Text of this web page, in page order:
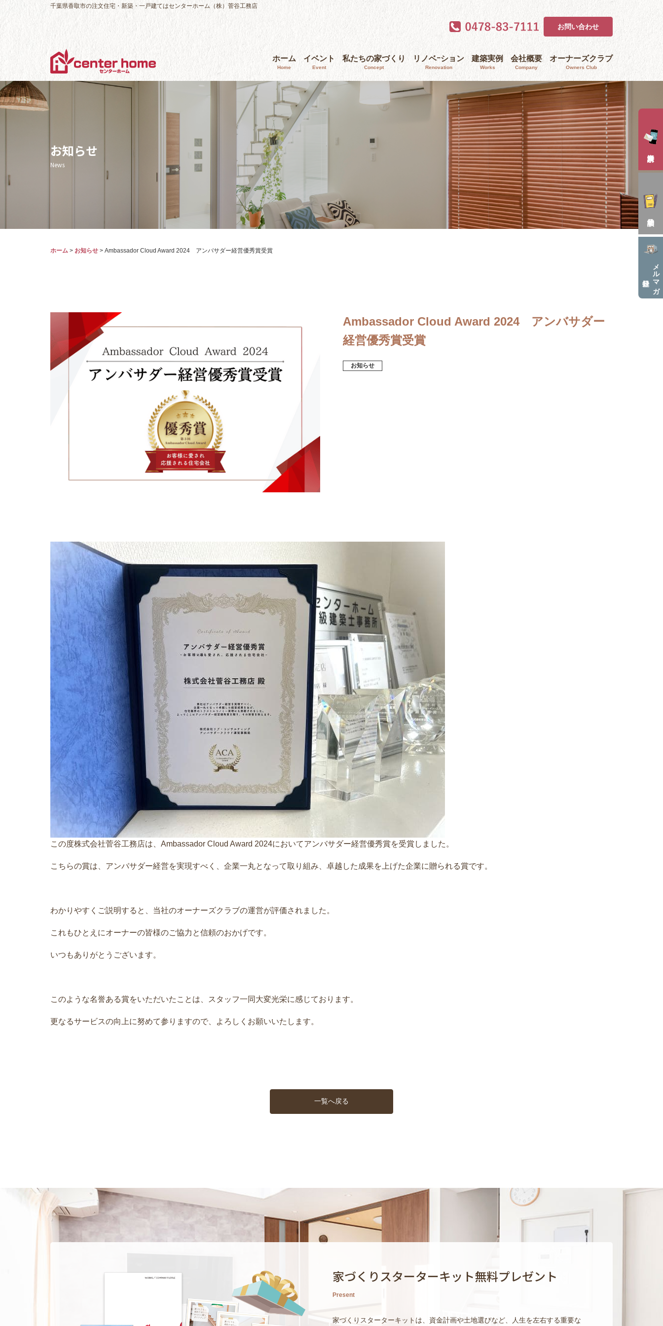
千葉県香取市の注文住宅・新築・一戸建てはセンターホーム（株）菅谷工務店
お問い合わせ
ホーム
Home
イベント
Event
私たちの家づくり
Concept
リノベｰション
Renovation
建築実例
Works
会社概要
Company
オーナーズクラブ
Owners Club
メルマガ
お知らせ
News
ホーム > お知らせ > Ambassador Cloud Award 2024 アンバサダー経営優秀賞受賞
Ambassador Cloud Award 2024 アンバサダー
経営優秀賞受賞
お知らせ
この度株式会社菅谷工務店は、Ambassador Cloud Award 2024においてアンバサダー経営優秀賞を受賞しました。
こちらの賞は、アンバサダー経営を実現すべく、企業一丸となって取り組み、卓越した成果を上げた企業に贈られる賞です。
わかりやすくご説明すると、当社のオーナーズクラブの運営が評価されました。
これもひとえにオーナーの皆様のご協力と信頼のおかげです。
いつもありがとうございます。
このような名誉ある賞をいただいたことは、スタッフ一同大変光栄に感じております。
更なるサービスの向上に努めて参りますので、よろしくお願いいたします。
一覧へ戻る
家づくりスターターキット無料プレゼント
Present
家づくりスターターキットは、資金計画や土地選びなど、人生を左右する重要な